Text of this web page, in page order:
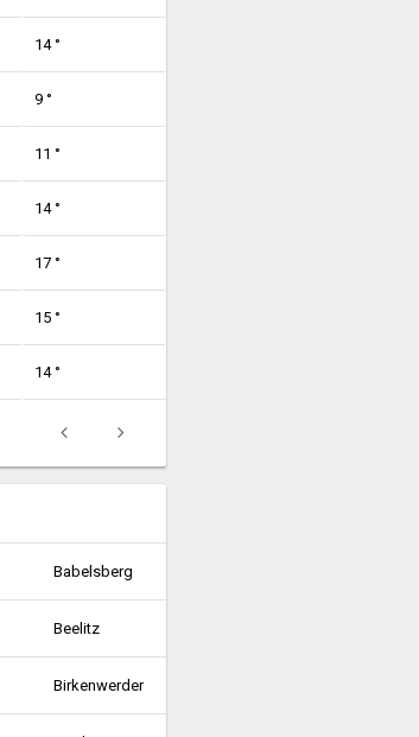
14 °
9 °
11 °
14 °
17 °
15 °
14 °
Babelsberg
Beelitz
Birkenwerder